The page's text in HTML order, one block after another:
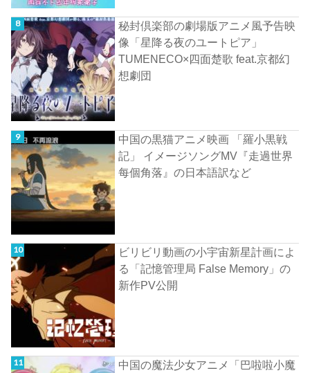
秘封倶楽部の劇場版アニメ風予告映
像「星降る夜のユートピア」
TUMENECO×四面楚歌 feat.京都幻
想劇団
中国の黒猫アニメ映画 「羅小黒戦
記」 イメージソングMV『走過世界
每個角落』の日本語訳など
ビリビリ動画の小宇宙新星計画によ
る「記憶管理局 False Memory」の
新作PV公開
中国の魔法少女アニメ「巴啦啦小魔